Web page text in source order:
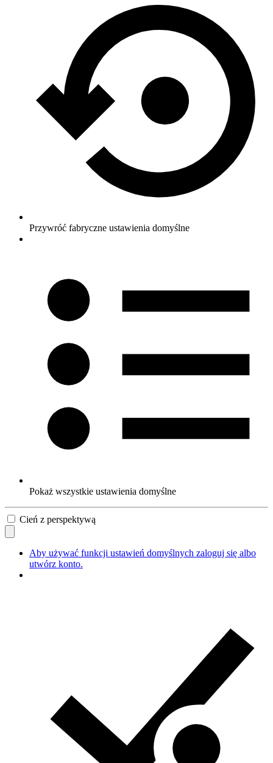
Przywróć fabryczne ustawienia domyślne
Pokaż wszystkie ustawienia domyślne
Cień z perspektywą
Aby używać funkcji ustawień domyślnych zaloguj się albo
utwórz konto.